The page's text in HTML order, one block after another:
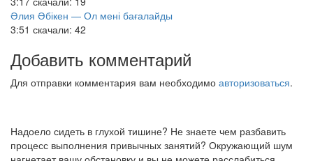
Әлия Әбікен — Ол мені бағалайды
3:51 скачали: 42
Добавить комментарий
Для отправки комментария вам необходимо авторизоваться.
Надоело сидеть в глухой тишине? Не знаете чем разбавить
процесс выполнения привычных занятий? Окружающий шум